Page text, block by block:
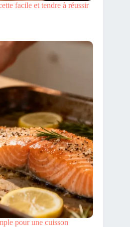
facile et tendre à réussir
pour une cuisson